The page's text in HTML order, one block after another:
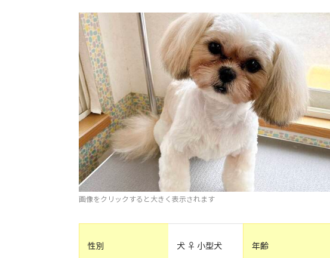
画像をクリックすると大きく表示されます
性別 犬 ♀ 小型犬 年齢